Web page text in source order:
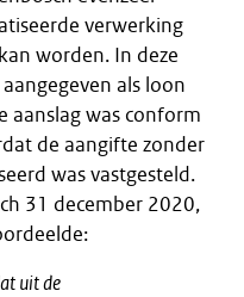
verwerking
worden. In deze
als loon
aanslag was conform
de aangifte zonder
was vastgesteld.
31 december 2020,
uit de